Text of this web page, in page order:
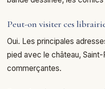
Peut-on visiter ces
Oui. Les principales
pied avec le château,
commerçantes.